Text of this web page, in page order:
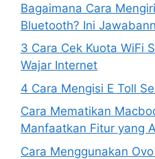
Bagaimana Cara
Bluetooth? Ini
3 Cara Cek Kuota WiFi
Wajar Internet
4 Cara Mengisi E Toll
Cara Mematikan
Manfaatkan Fitur yang
Cara Menggunakan